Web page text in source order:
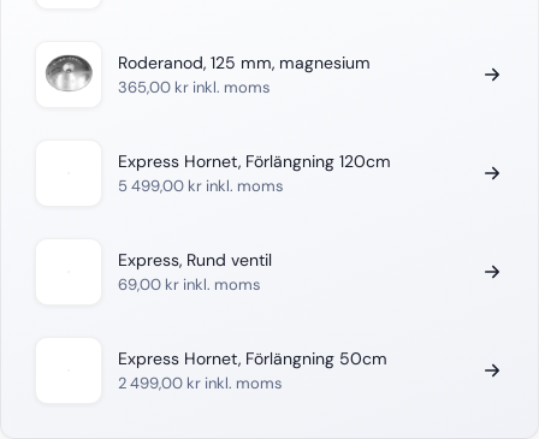
Roderanod, 125 mm, magnesium
365,00 kr inkl. moms
Express Hornet, Förlängning 120cm
5 499,00 kr inkl. moms
Express, Rund ventil
69,00 kr inkl. moms
Express Hornet, Förlängning 50cm
2 499,00 kr inkl. moms